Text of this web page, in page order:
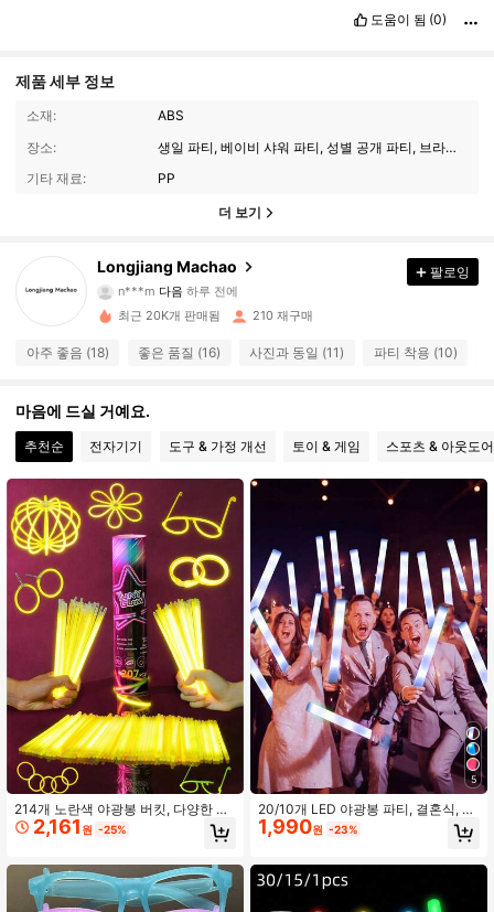
도움이 됨 (0)
제품 세부 정보
소재:
ABS
장소:
생일 파티, 베이비 샤워 파티, 성별 공개 파티, 브라이덜 파티, 스태그 파티, 헨 파티, 졸업 파티, 테마 파티, 집들이, 은퇴 파티
기타 재료:
PP
더 보기
Longjiang Machao
4.50
n***m 다음하루 전에
4.50
22 팔로워
4.50 22 팔로워
4.50
4.50 22 팔로워
4.50 22 팔로워
4.50 22 팔로워
4.50 22 팔로워
4.50 22 팔로워
팔로잉
최근 20K개 판매됨 210 재구매
아주 좋음 (18) 좋은 품질 (16) 사진과 동일 (11) 파티 착용 (10)
마음에 드실 거예요.
추천순 전자기기 도구 & 가정 개선 토이 & 게임 스포츠 & 아웃도어
214개 노란색 야광봉 버킷, 다양한 모
양을 만들 수 있는 커넥터 포함, 오래
지속되는 발광, 콘서트 응원 소품, 어
러 야광봉 파티 세트, 생일 선물, 파티
장식, 틴에이저용 야광 장난감, 발광
장식으로도 적합
2,161 원 -25%
5
20/10개 LED 야광봉 파티, 결혼식, 생
일, 크리스마스 및 할로윈에 적합 - 배
터리 전원, 활기찬 파티 분위기 조성에
용적인 조명
1,990원 -23%